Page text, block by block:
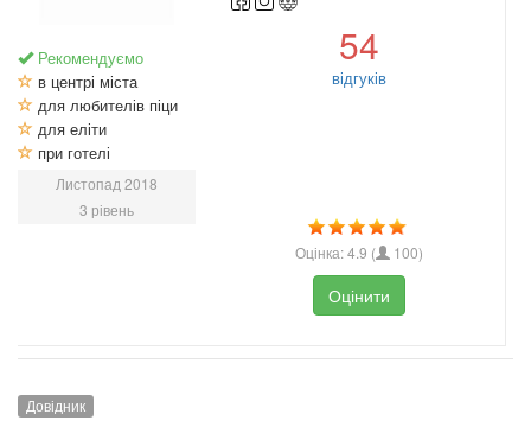
Рекомендуємо
в центрі міста
для любителів піци
для еліти
при готелі
Листопад 2018
3 рівень
54
відгуків
Оцінка:4.9 ( 100)
Оцінити
Довідник